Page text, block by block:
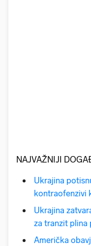
NAJVAŽNIJI
Ukrajina
kontraofenzivi
Ukrajina
za tranzit plina
Američka